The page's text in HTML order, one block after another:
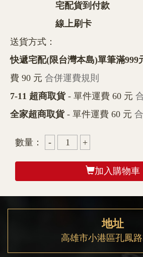
宅配貨到付款
線上刷卡
送貨方式：
快遞宅配(限台灣本島)單筆滿999
費 90 元 合併運費規則
7-11 超商取貨- 單件運費 60 元
全家超商取貨- 單件運費 60 元
數量：
加入購物車
地址
高雄市小港區孔鳳